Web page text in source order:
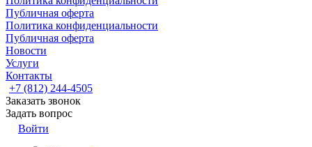
Публичная оферта
Политика конфиденциальности
Публичная оферта
Новости
Услуги
Контакты
+7 (812) 244-4505
Заказать звонок
Задать вопрос
Войти